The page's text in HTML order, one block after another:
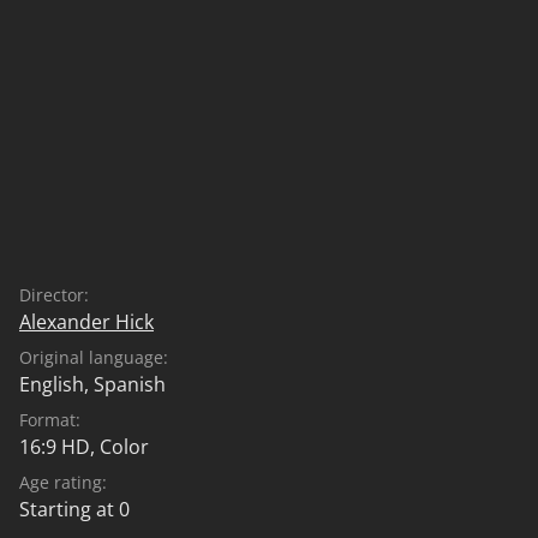
Director:
Alexander Hick
Original language:
English, Spanish
Format:
16:9 HD, Color
Age rating:
Starting at 0